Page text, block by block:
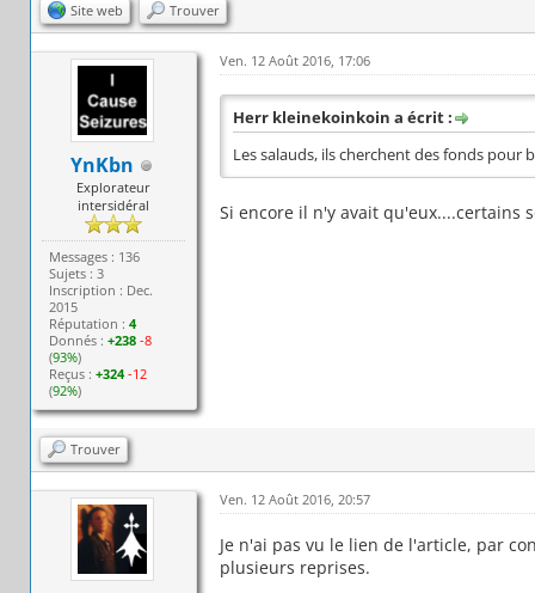
Site web Trouver
YnKbn
Explorateur
intersidéral
Messages : 136
Sujets : 3
Inscription : Dec.
2015
Réputation :4
Donnés :+238 -8
(93%)
Reçus :+324 -12
(92%)
Ven. 12 Août 2016, 17:06
Herr kleinekoinkoin a écrit :
Les salauds, ils cherchent des fonds pour
Si encore il n'y avait
Trouver
Ven. 12 Août 2016, 20:57
Je n'ai pas vu le lien de l'article, par
plusieurs reprises.